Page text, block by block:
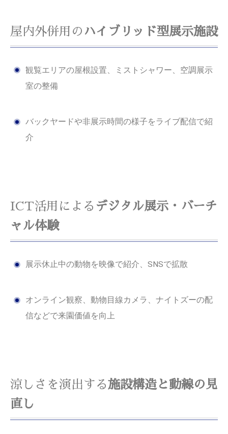
屋内外併用の ハイブリッド型展示施設
観覧エリアの屋根設置、ミストシャワー、空調展示
室の整備
バックヤードや非展示時間の様子をライブ配信で紹
介
ICT活用による デジタル展示・バーチ
ャル体験
展示休止中の動物を映像で紹介、SNSで拡散
オンライン観察、動物目線カメラ、ナイトズーの配
信などで来園価値を向上
涼しさを演出する施設構造と動線の見
直し